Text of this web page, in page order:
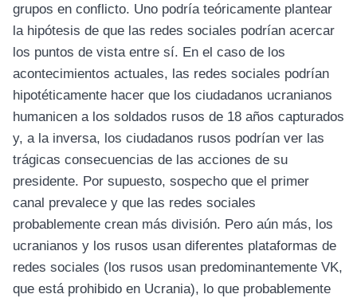
grupos en conflicto. Uno podría teóricamente plantear
la hipótesis de que las redes sociales podrían acercar
los puntos de vista entre sí. En el caso de los
acontecimientos actuales, las redes sociales podrían
hipotéticamente hacer que los ciudadanos ucranianos
humanicen a los soldados rusos de 18 años capturados
y, a la inversa, los ciudadanos rusos podrían ver las
trágicas consecuencias de las acciones de su
presidente. Por supuesto, sospecho que el primer
canal prevalece y que las redes sociales
probablemente crean más división. Pero aún más, los
ucranianos y los rusos usan diferentes plataformas de
redes sociales (los rusos usan predominantemente VK,
que está prohibido en Ucrania), lo que probablemente